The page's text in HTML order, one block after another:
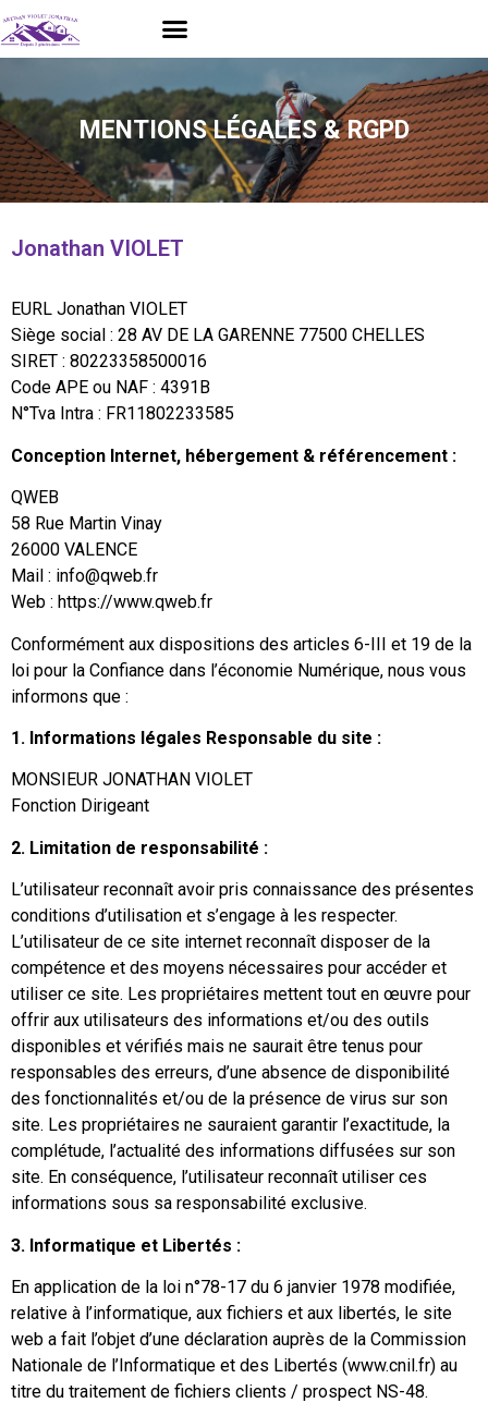
MENTIONS LÉGALES & RGPD
Jonathan VIOLET
EURL Jonathan VIOLET
Siège social : 28 AV DE LA GARENNE 77500 CHELLES
SIRET : 80223358500016
Code APE ou NAF : 4391B
N°Tva Intra : FR11802233585
Conception Internet, hébergement & référencement :
QWEB
58 Rue Martin Vinay
26000 VALENCE
Mail : info@qweb.fr
Web : https://www.qweb.fr
Conformément aux dispositions des articles 6-III et 19 de la
loi pour la Confiance dans l’économie Numérique, nous vous
informons que :
1. Informations légales Responsable du site :
MONSIEUR JONATHAN VIOLET
Fonction Dirigeant
2. Limitation de responsabilité :
L’utilisateur reconnaît avoir pris connaissance des présentes
conditions d’utilisation et s’engage à les respecter.
L’utilisateur de ce site internet reconnaît disposer de la
compétence et des moyens nécessaires pour accéder et
utiliser ce site. Les propriétaires mettent tout en œuvre pour
offrir aux utilisateurs des informations et/ou des outils
disponibles et vérifiés mais ne saurait être tenus pour
responsables des erreurs, d’une absence de disponibilité
des fonctionnalités et/ou de la présence de virus sur son
site. Les propriétaires ne sauraient garantir l’exactitude, la
complétude, l’actualité des informations diffusées sur son
site. En conséquence, l’utilisateur reconnaît utiliser ces
informations sous sa responsabilité exclusive.
3. Informatique et Libertés :
En application de la loi n°78-17 du 6 janvier 1978 modifiée,
relative à l’informatique, aux fichiers et aux libertés, le site
web a fait l’objet d’une déclaration auprès de la Commission
Nationale de l’Informatique et des Libertés (www.cnil.fr) au
titre du traitement de fichiers clients / prospect NS-48.